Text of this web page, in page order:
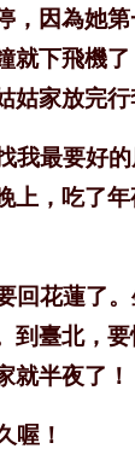
，因為她
就下飛機
姑家放完行
最要好的
上，吃了
花蓮了。
到臺北，
就半夜了！
喔！